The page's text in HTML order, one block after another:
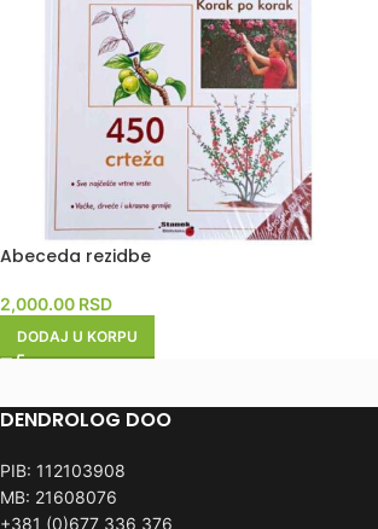
Abeceda rezidbe
2,000.00 RSD
DODAJ U KORPU
DENDROLOG DOO
PIB: 112103908
MB: 21608076
+381 (0)677 336 376